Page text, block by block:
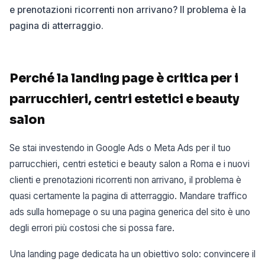
e prenotazioni ricorrenti non arrivano? Il problema è la
pagina di atterraggio.
Perché la landing page è critica per i
parrucchieri, centri estetici e beauty
salon
Se stai investendo in Google Ads o Meta Ads per il tuo
parrucchieri, centri estetici e beauty salon a Roma e i nuovi
clienti e prenotazioni ricorrenti non arrivano, il problema è
quasi certamente la pagina di atterraggio. Mandare traffico
ads sulla homepage o su una pagina generica del sito è uno
degli errori più costosi che si possa fare.
Una landing page dedicata ha un obiettivo solo: convincere il